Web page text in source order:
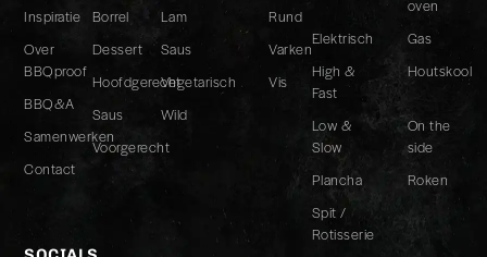
Inspiratie
Over
BBQproof
BBQ&A
Samenwerken
Contact
Borrel
Dessert
Hoofdgerecht
Saus
Voorgerecht
Lam
Rund
Saus
Varken
Vegetarisch
Vis
Wild
oven
Elektrisch
Gas
High &
Fast
Houtskool
Low &
Slow
On the
side
Plancha
Roken
Spit /
Rotisserie